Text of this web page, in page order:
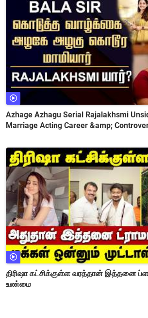
Azhage Azhagu Serial Rajalakhsmi
Marriage Acting Career &amp;
திரிஷா கட்சிக்குள்ள வரத்தான் இத்தனை
உண்மை